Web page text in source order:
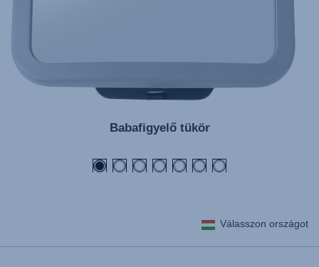
Babafigyelő tükör
Válasszon országot